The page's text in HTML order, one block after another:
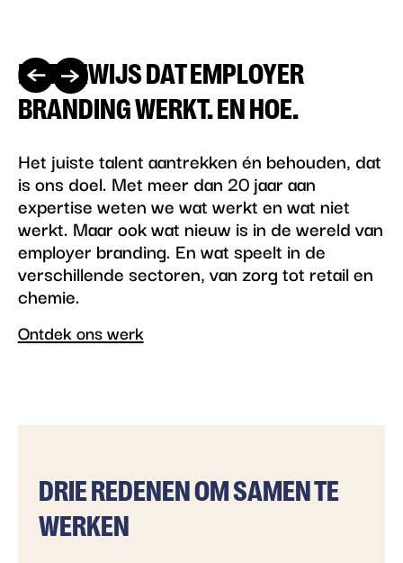
HET BEWIJS DAT EMPLOYER
BRANDING WERKT. EN HOE.
Het juiste talent aantrekken én behouden, dat
is ons doel. Met meer dan 20 jaar aan
expertise weten we wat werkt en wat niet
werkt. Maar ook wat nieuw is in de wereld van
employer branding. En wat speelt in de
verschillende sectoren, van zorg tot retail en
chemie.
Ontdek ons werk
Vorige
case
Volgende
case
DRIE REDENEN OM SAMEN TE
WERKEN